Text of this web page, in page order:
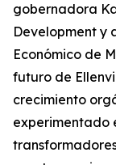
gobernadora
Development y
Económico de
futuro de
crecimiento
experimentado